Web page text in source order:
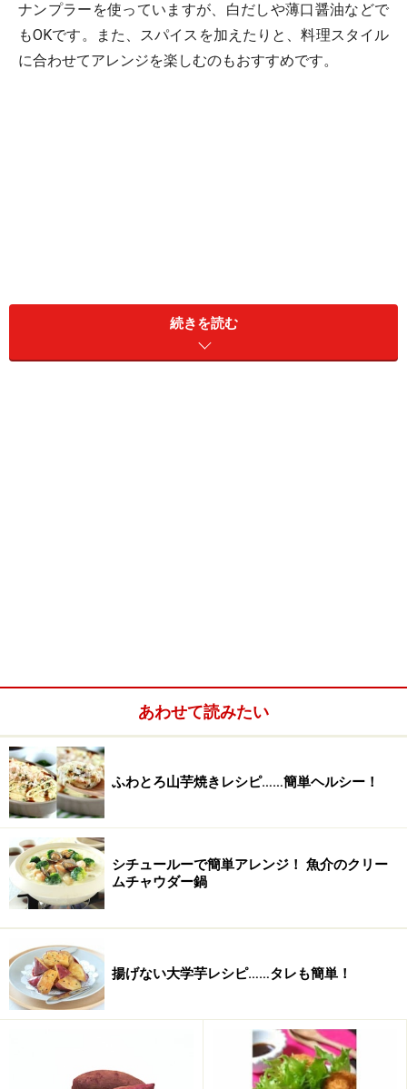
ナンプラーを使っていますが、白だしや薄口醤油などで
もOKです。また、スパイスを加えたりと、料理スタイル
に合わせてアレンジを楽しむのもおすすめです。
塩 小さじ1/4～
えびのアジアングリルの作り方・手順
続きを読む
あわせて読みたい
ふわとろ山芋焼きレシピ……簡単ヘルシー！
シチュールーで簡単アレンジ！ 魚介のクリー
ムチャウダー鍋
揚げない大学芋レシピ……タレも簡単！